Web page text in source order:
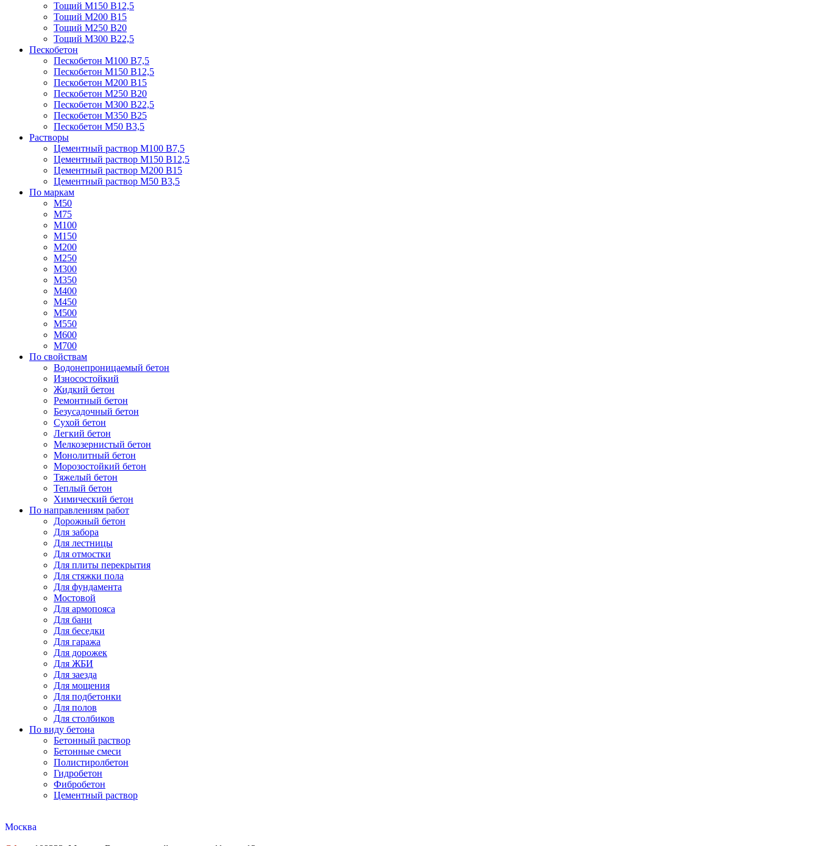
Тощий М150 В12,5
Тощий М200 В15
Тощий М250 В20
Тощий М300 В22,5
Пескобетон
Пескобетон М100 В7,5
Пескобетон М150 В12,5
Пескобетон М200 В15
Пескобетон М250 В20
Пескобетон М300 В22,5
Пескобетон М350 В25
Пескобетон М50 В3,5
Растворы
Цементный раствор М100 В7,5
Цементный раствор М150 В12,5
Цементный раствор М200 В15
Цементный раствор М50 В3,5
По маркам
М50
М75
М100
М150
М200
М250
М300
М350
М400
М450
М500
М550
М600
М700
По свойствам
Водонепроницаемый бетон
Износостойкий
Жидкий бетон
Ремонтный бетон
Безусадочный бетон
Сухой бетон
Легкий бетон
Мелкозернистый бетон
Монолитный бетон
Морозостойкий бетон
Тяжелый бетон
Теплый бетон
Химический бетон
По направлениям работ
Дорожный бетон
Для забора
Для лестницы
Для отмостки
Для плиты перекрытия
Для стяжки пола
Для фундамента
Мостовой
Для армопояса
Для бани
Для беседки
Для гаража
Для дорожек
Для ЖБИ
Для заезда
Для мощения
Для подбетонки
Для полов
Для столбиков
По виду бетона
Бетонный раствор
Бетонные смеси
Полистиролбетон
Гидробетон
Фибробетон
Цементный раствор
Москва